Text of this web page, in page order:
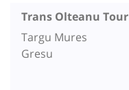
Trans Olteanu Tour
Targu Mures
Gresu